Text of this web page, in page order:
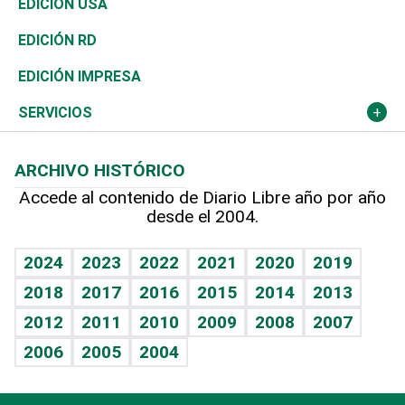
Ocenanía
Caribe
Resto del mundo
Telecom.
Global y variable
Economía personal
Sociales
Novedades
Podcast Arte Libre
Hablando con el pediatra
Vida y familia
Eñe
Celebrando la vida
Sin complejos
En pocas palabras
Tenis
Olimpismo
Más deportes
TBT Deportivo
El Espía
Noticiero Poteleche
Columnistas
Más firmas
Historia
Martes de tecnología
Cambio climático
Economía
Revista
Deportes
Opinión
Hecho en casa
Guía del dinero
EDICIÓN USA
EDICIÓN RD
EDICIÓN IMPRESA
SERVICIOS
Cumpleaños
Horóscopos
Crucigramas
ARCHIVO HISTÓRICO
Accede al contenido de Diario Libre año por año
desde el 2004.
2024 2023 2022 2021 2020
2019
2018
2017 2016 2015 2014
2013
2012
2011 2010 2009 2008
2007
2006
2005 2004